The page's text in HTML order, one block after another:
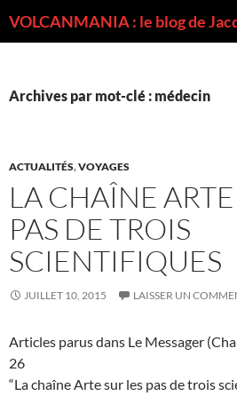
Archives par mot-clé : médecin
ACTUALITÉS,VOYAGES
LA CHAÎNE ARTE
PAS DE TROIS
SCIENTIFIQUES
JUILLET 10, 2015 LAISSER UN
Articles parus dans Le Messager
26
“La chaîne Arte sur les pas de trois